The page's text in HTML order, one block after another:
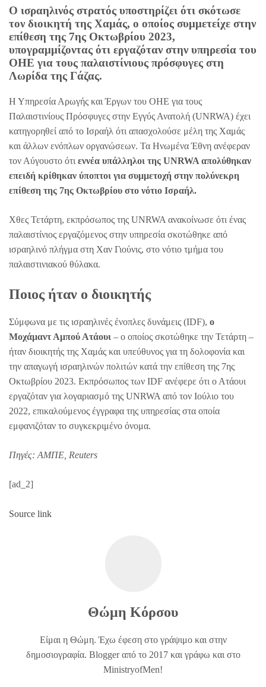
Ο ισραηλινός στρατός υποστηρίζει ότι σκότωσε
τον διοικητή της Χαμάς, ο οποίος συμμετείχε στην
επίθεση της 7ης Οκτωβρίου 2023,
υπογραμμίζοντας ότι εργαζόταν στην υπηρεσία του
ΟΗΕ για τους παλαιστίνιους πρόσφυγες στη
Λωρίδα της Γάζας.
Η Υπηρεσία Αρωγής και Έργων του ΟΗΕ για τους
Παλαιστινίους Πρόσφυγες στην Εγγύς Ανατολή (UNRWA) έχει
κατηγορηθεί από το Ισραήλ ότι απασχολούσε μέλη της Χαμάς
και άλλων ενόπλων οργανώσεων. Τα Ηνωμένα Έθνη ανέφεραν
τον Αύγουστο ότι εννέα υπάλληλοι της UNRWA απολύθηκαν
επειδή κρίθηκαν ύποπτοι για συμμετοχή στην πολύνεκρη
επίθεση της 7ης Οκτωβρίου στο νότιο Ισραήλ.
Χθες Τετάρτη, εκπρόσωπος της UNRWA ανακοίνωσε ότι ένας
παλαιστίνιος εργαζόμενος στην υπηρεσία σκοτώθηκε από
ισραηλινό πλήγμα στη Χαν Γιούνις, στο νότιο τμήμα του
παλαιστινιακού θύλακα.
Ποιος ήταν ο διοικητής
Σύμφωνα με τις ισραηλινές ένοπλες δυνάμεις (IDF), ο
Μοχάμαντ Αμπού Ατάουι – ο οποίος σκοτώθηκε την Τετάρτη –
ήταν διοικητής της Χαμάς και υπεύθυνος για τη δολοφονία και
την απαγωγή ισραηλινών πολιτών κατά την επίθεση της 7ης
Οκτωβρίου 2023. Εκπρόσωπος των IDF ανέφερε ότι ο Ατάουι
εργαζόταν για λογαριασμό της UNRWA από τον Ιούλιο του
2022, επικαλούμενος έγγραφα της υπηρεσίας στα οποία
εμφανιζόταν το συγκεκριμένο όνομα.
Πηγές: ΑΜΠΕ, Reuters
[ad_2]
Source link
Θώμη Κόρσου
Είμαι η Θώμη. Έχω έφεση στο γράψιμο και στην
δημοσιογραφία. Blogger από το 2017 και γράφω και στο
MinistryofMen!